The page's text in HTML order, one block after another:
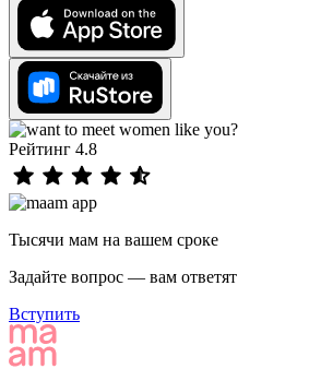
Рейтинг 4.8
Тысячи мам на вашем сроке
Задайте вопрос — вам ответят
Вступить